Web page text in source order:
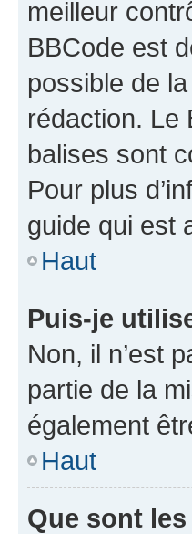
meilleur
BBCode est
possible de
rédaction. Le
balises sont
Pour plus
guide qui est
Haut
Puis-je
Non, il n’est
partie de la
également
Haut
Que sont